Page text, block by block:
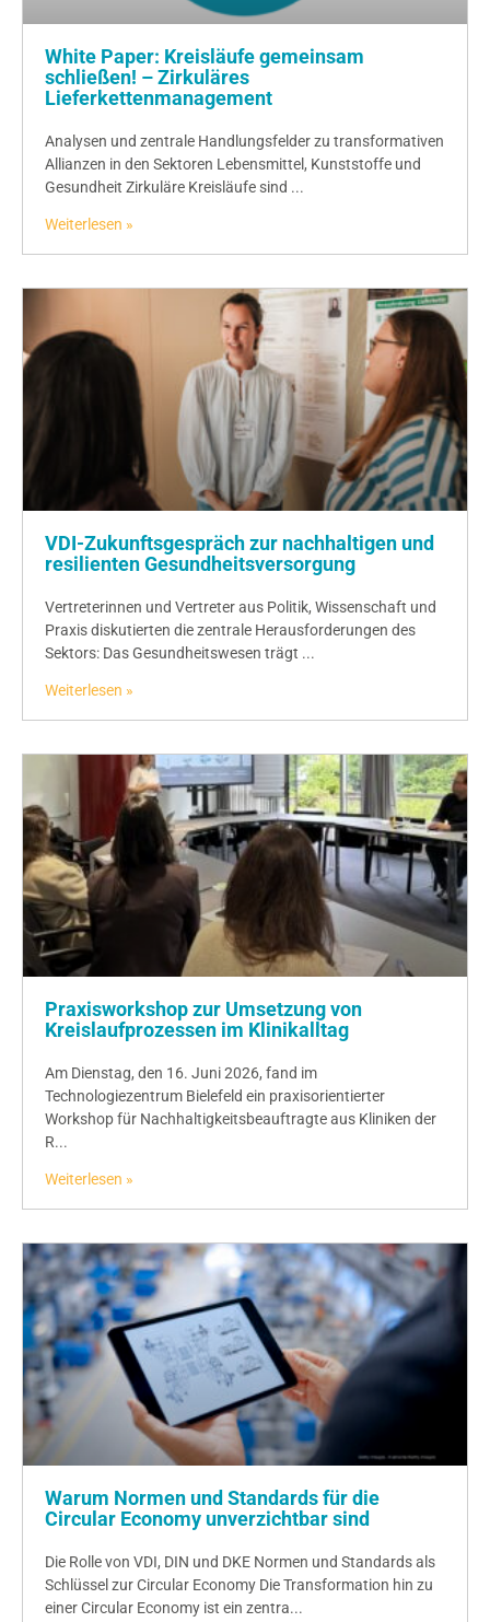
White Paper: Kreisläufe gemeinsam
schließen! – Zirkuläres
Lieferkettenmanagement
Analysen und zentrale Handlungsfelder zu transformativen
Allianzen in den Sektoren Lebensmittel, Kunststoffe und
Gesundheit Zirkuläre Kreisläufe sind ...
Weiterlesen »
VDI-Zukunftsgespräch zur nachhaltigen und
resilienten Gesundheitsversorgung
Vertreterinnen und Vertreter aus Politik, Wissenschaft und
Praxis diskutierten die zentrale Herausforderungen des
Sektors: Das Gesundheitswesen trägt ...
Weiterlesen »
Praxisworkshop zur Umsetzung von
Kreislaufprozessen im Klinikalltag
Am Dienstag, den 16. Juni 2026, fand im
Technologiezentrum Bielefeld ein praxisorientierter
Workshop für Nachhaltigkeitsbeauftragte aus Kliniken der
R...
Weiterlesen »
Warum Normen und Standards für die
Circular Economy unverzichtbar sind
Die Rolle von VDI, DIN und DKE Normen und Standards als
Schlüssel zur Circular Economy Die Transformation hin zu
einer Circular Economy ist ein zentra...